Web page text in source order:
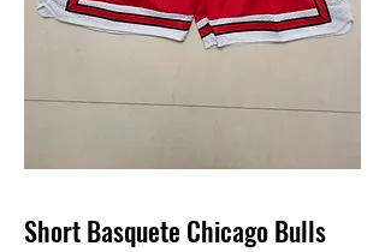
Short Basquete Chicago Bulls